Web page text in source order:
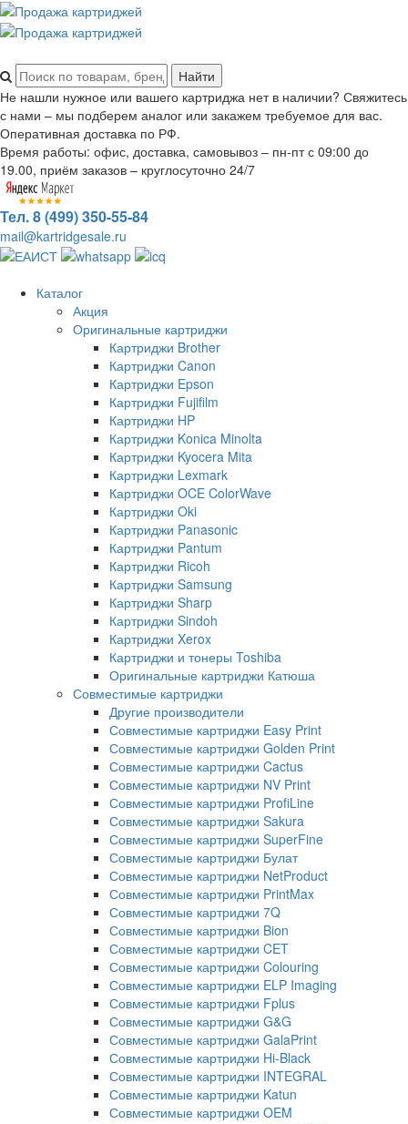
Не нашли нужное или вашего картриджа нет в наличии? Свяжитесь
с нами – мы подберем аналог или закажем требуемое для вас.
Оперативная доставка по РФ.
Время работы: офис, доставка, самовывоз – пн-пт с 09:00 до
19.00, приём заказов – круглосуточно 24/7
Тел. 8 (499) 350-55-84
mail@kartridgesale.ru
Каталог
Акция
Оригинальные картриджи
Картриджи Brother
Картриджи Canon
Картриджи Epson
Картриджи Fujifilm
Картриджи HP
Картриджи Konica Minolta
Картриджи Kyocera Mita
Картриджи Lexmark
Картриджи OCE ColorWave
Картриджи Oki
Картриджи Panasonic
Картриджи Pantum
Картриджи Ricoh
Картриджи Samsung
Картриджи Sharp
Картриджи Sindoh
Картриджи Xerox
Картриджи и тонеры Toshiba
Оригинальные картриджи Катюша
Совместимые картриджи
Другие производители
Совместимые картриджи Easy Print
Совместимые картриджи Golden Print
Совместимые картриджи Cactus
Совместимые картриджи NV Print
Совместимые картриджи ProfiLine
Совместимые картриджи Sakura
Совместимые картриджи SuperFine
Совместимые картриджи Булат
Совместимые картриджи NetProduct
Совместимые картриджи PrintMax
Совместимые картриджи 7Q
Совместимые картриджи Bion
Совместимые картриджи CET
Совместимые картриджи Colouring
Совместимые картриджи ELP Imaging
Совместимые картриджи Fplus
Совместимые картриджи G&G
Совместимые картриджи GalaPrint
Совместимые картриджи Hi-Black
Совместимые картриджи INTEGRAL
Совместимые картриджи Katun
Совместимые картриджи OEM